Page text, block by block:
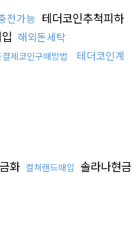
전가능 테더코인추척피하
해외돈세탁
제코인구매방법
테더코인계
화 컬쳐랜드매입 솔라나현금